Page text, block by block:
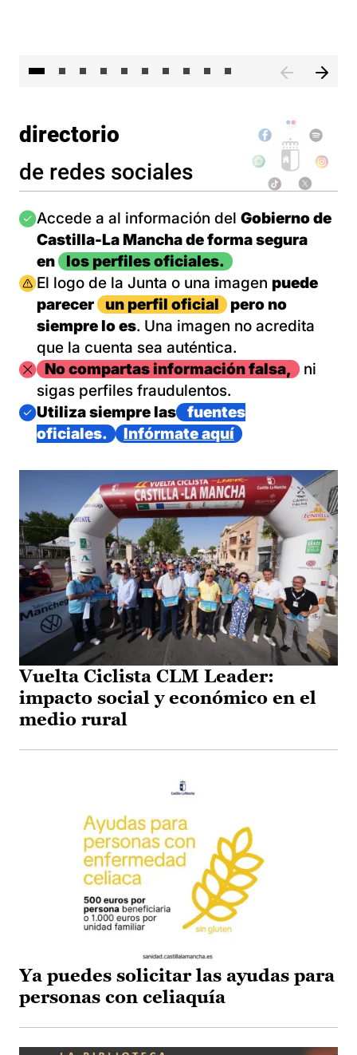
directorio
de redes sociales
Imagen
Accede a al información del Gobierno de
Castilla-La Mancha de forma segura
en
los perfiles oficiales.
Imagen
El logo de la Junta o una imagen puede
parecer
un perfil oficial
pero no
siempre lo es. Una imagen no acredita
que la cuenta sea auténtica.
ImagenNo compartas información falsa,
ni
sigas perfiles fraudulentos.
Imagen
Utiliza siempre las
fuentes
oficiales.
Infórmate aquí
Vuelta Ciclista CLM Leader:
impacto social y económico en el
medio rural
Ya puedes solicitar las ayudas para
personas con celiaquía